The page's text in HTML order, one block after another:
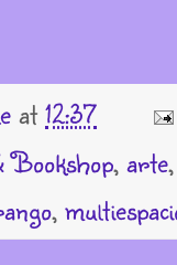
at 12:37
, arte
,